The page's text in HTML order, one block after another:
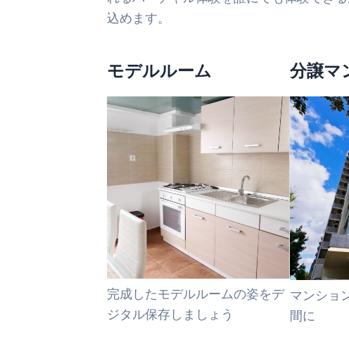
込めます。
モデルルーム
完成したモデルルームの姿をデ
ジタル保存しましょう
分譲マ
マンショ
間に